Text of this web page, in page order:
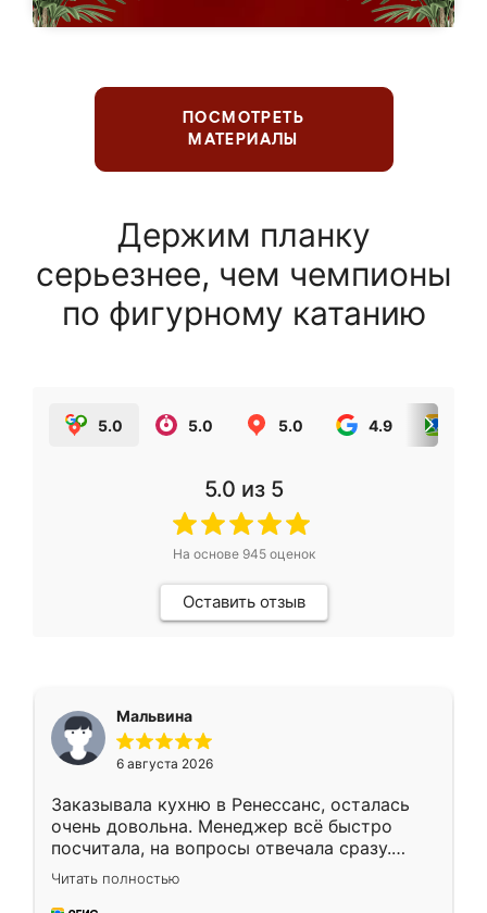
ПОСМОТРЕТЬ
МАТЕРИАЛЫ
Держим планку
серьезнее, чем чемпионы
по фигурному катанию
5.0 5.0 5.0 4.9
5.0 из 5
На основе 945оценок
Оставить отзыв
Мальвина
6 августа 2026
Заказывала кухню в Ренессанс, осталась
очень довольна. Менеджер всё быстро
посчитала, на вопросы отвечала сразу.
Замерщик приехал в субботу, подошёл к
делу со всей ответственностью. Собрали
Читать полностью